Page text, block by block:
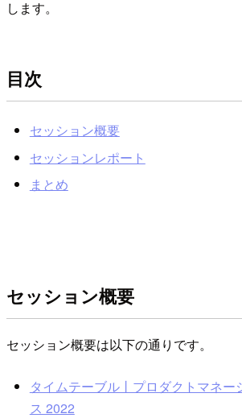
します。
目次
セッション概要
セッションレポート
まとめ
セッション概要
セッション概要は以下の通りです。
タイムテーブル丨プロダクトマネー
ス 2022